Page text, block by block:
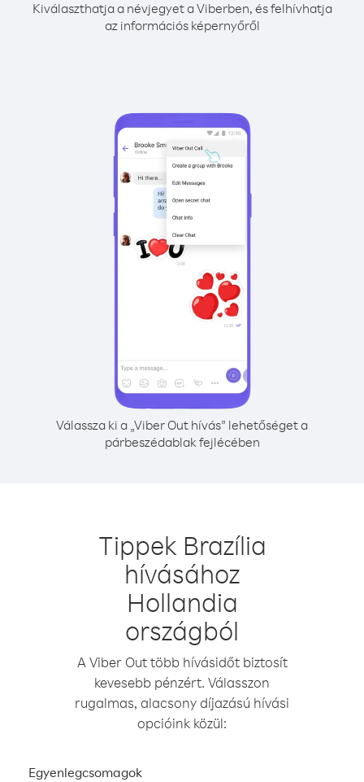
Kiválaszthatja a névjegyet a Viberben, és felhívhatja
az információs képernyőről
Válassza ki a „Viber Out hívás” lehetőséget a
párbeszédablak fejlécében
Tippek Brazília
hívásához
Hollandia
országból
A Viber Out több hívásidőt biztosít
kevesebb pénzért. Válasszon
rugalmas, alacsony díjazású hívási
opcióink közül:
Egyenlegcsomagok